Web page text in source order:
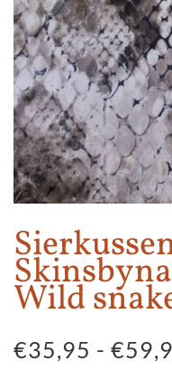
Wild
€35,95 - €